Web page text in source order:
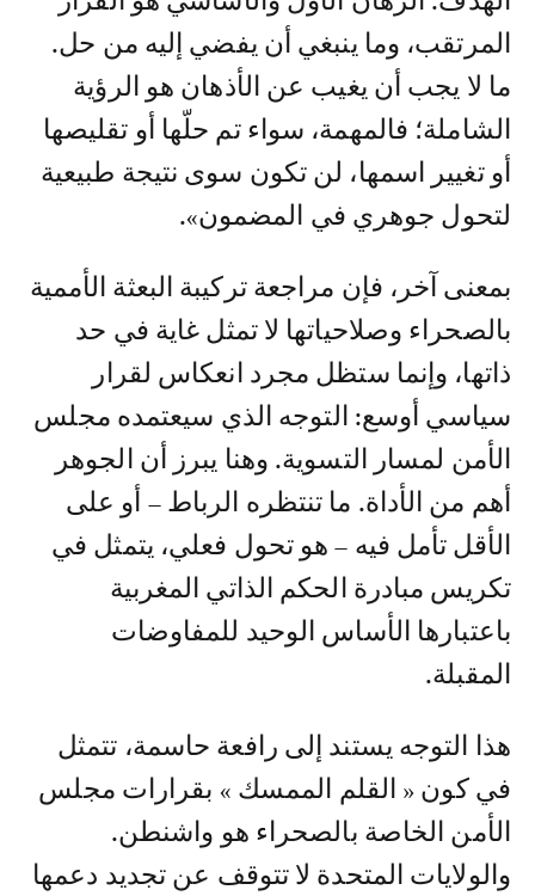
المرتقب، وما ينبغي أن يفضي إليه من حل.
ما لا يجب أن يغيب عن الأذهان هو الرؤية
الشاملة؛ فالمهمة، سواء تم حلّها أو تقليصها
أو تغيير اسمها، لن تكون سوى نتيجة طبيعية
لتحول جوهري في المضمون».
بمعنى آخر، فإن مراجعة تركيبة البعثة الأممية
بالصحراء وصلاحياتها لا تمثل غاية في حد
ذاتها، وإنما ستظل مجرد انعكاس لقرار
سياسي أوسع: التوجه الذي سيعتمده مجلس
الأمن لمسار التسوية. وهنا يبرز أن الجوهر
أهم من الأداة. ما تنتظره الرباط – أو على
الأقل تأمل فيه – هو تحول فعلي، يتمثل في
تكريس مبادرة الحكم الذاتي المغربية
باعتبارها الأساس الوحيد للمفاوضات
المقبلة.
هذا التوجه يستند إلى رافعة حاسمة، تتمثل
في كون « القلم الممسك » بقرارات مجلس
الأمن الخاصة بالصحراء هو واشنطن.
والولايات المتحدة لا تتوقف عن تجديد دعمها